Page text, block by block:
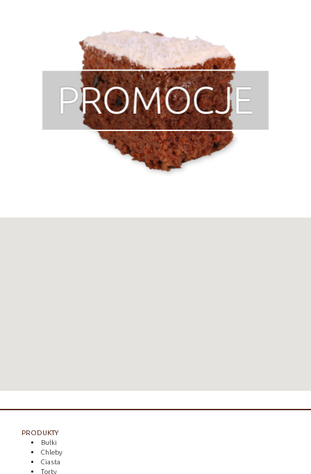
PROMOCJE
PRODUKTY
Bułki
Chleby
Ciasta
Torty